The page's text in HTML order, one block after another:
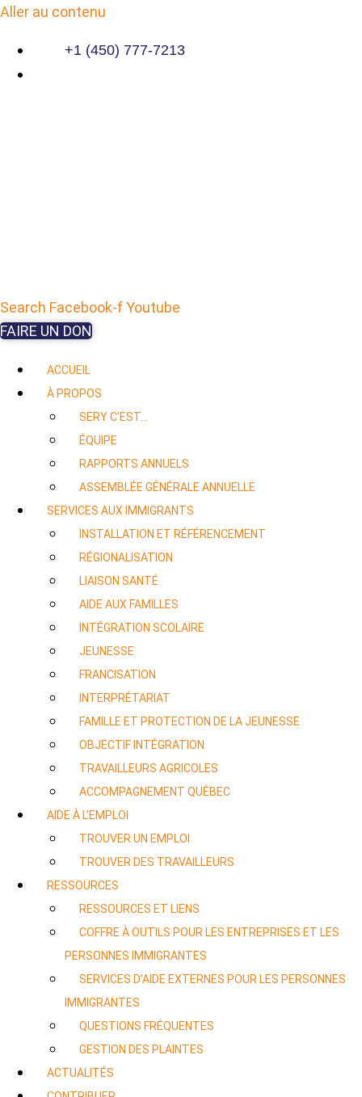
Aller au contenu
+1 (450) 777-7213
Search Facebook-fYoutube
FAIRE UN DON
ACCUEIL
À PROPOS
SERY C’EST…
ÉQUIPE
RAPPORTS ANNUELS
ASSEMBLÉE GÉNÉRALE ANNUELLE
SERVICES AUX IMMIGRANTS
INSTALLATION ET RÉFÉRENCEMENT
RÉGIONALISATION
LIAISON SANTÉ
AIDE AUX FAMILLES
INTÉGRATION SCOLAIRE
JEUNESSE
FRANCISATION
INTERPRÉTARIAT
FAMILLE ET PROTECTION DE LA JEUNESSE
OBJECTIF INTÉGRATION
TRAVAILLEURS AGRICOLES
ACCOMPAGNEMENT QUÉBEC
AIDE À L’EMPLOI
TROUVER UN EMPLOI
TROUVER DES TRAVAILLEURS
RESSOURCES
RESSOURCES ET LIENS
COFFRE À OUTILS POUR LES ENTREPRISES ET LES
PERSONNES IMMIGRANTES
SERVICES D’AIDE EXTERNES POUR LES PERSONNES
IMMIGRANTES
QUESTIONS FRÉQUENTES
GESTION DES PLAINTES
ACTUALITÉS